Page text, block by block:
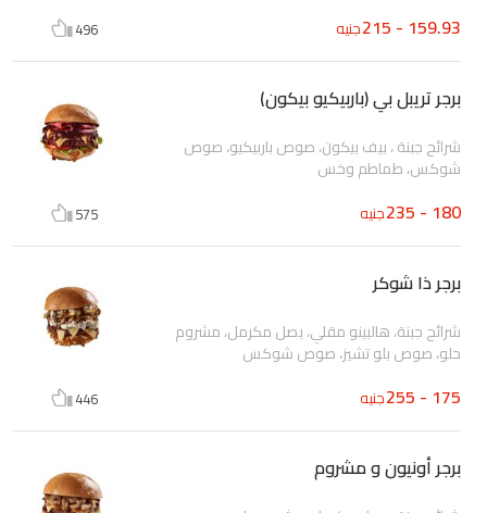
159.93 - 215 جنيه 496
برجر تريبل بي (باربيكيو بيكون)
شرائح جبنة ، بيف بيكون، صوص باربيكيو، صوص
شوكس، طماطم وخس
180 - 235 جنيه 575
برجر ذا شوكر
شرائح جبنة، هالبينو مقلي، بصل مكرمل، مشروم
حلو، صوص بلو تشيز، صوص شوكس
175 - 255 جنيه 446
برجر أونيون و مشروم